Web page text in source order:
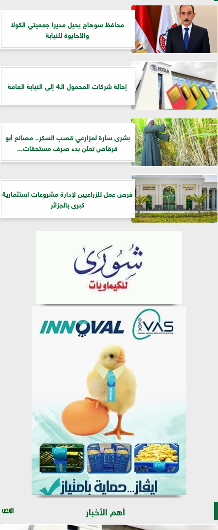
محافظ سوهاج يحيل مديرا جمعيتي الكولا
والأحايوة للنيابة
إحالة شركات المحمول الـ4 إلى النيابة العامة
بشرى سارة لمزارعي قصب السكر.. مصانع أبو
قرقاص تعلن بدء صرف مستحقات...
فرص عمل للزراعيين لإدارة مشروعات استثمارية
كبرى بالجزائر
أهم الأخبار